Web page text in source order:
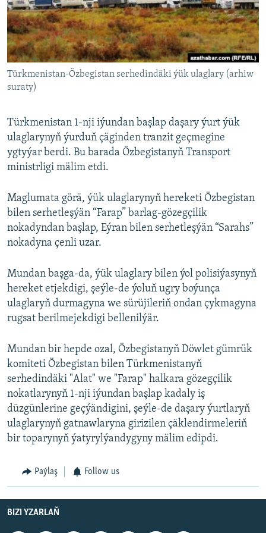
Türkmenistan-Özbegistan serhedindäki ýük ulaglary (arhiw
suraty)
Türkmenistan 1-nji iýundan başlap daşary ýurt ýük
ulaglarynyň ýurduň çäginden tranzit geçmegine
ygtyýar berdi. Bu barada Özbegistanyň Transport
ministrligi mälim etdi.
Maglumata görä, ýük ulaglarynyň hereketi Özbegistan
bilen serhetleşýän “Farap” barlag-gözegçilik
nokadyndan başlap, Eýran bilen serhetleşýän “Sarahs”
nokadyna çenli uzar.
Mundan başga-da, ýük ulaglary bilen ýol polisiýasynyň
hereket etjekdigi, şeýle-de ýoluň ugry boýunça
ulaglaryň durmagyna we sürüjileriň ondan çykmagyna
rugsat berilmejekdigi bellenilýär.
Mundan bir hepde ozal, Özbegistanyň Döwlet gümrük
komiteti Özbegistan bilen Türkmenistanyň
serhedindäki "Alat" we "Farap" halkara gözegçilik
nokatlarynyň 1-nji iýundan başlap kadaly iş
düzgünlerine geçýändigini, şeýle-de daşary ýurtlaryň
ulaglarynyň gatnawlaryna girizilen çäklendirmeleriň
bir toparynyň ýatyrylýandygyny mälim edipdi.
Paýlaş Follow us
BIZI YZARLAŇ